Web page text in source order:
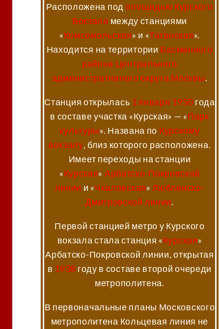
Расположена под площадью Курского
Вокзала между станциями
«Комсомольская» и «Таганская».
Находится на территории Басманного
района Центрального
административного округа Москвы.
Станция открылась 1 января 1950 года
в составе участка «Курская» — «Парк
культуры». Названа по Курскому
вокзалу, близ которого расположена.
Имеет переходы на станции
«Курская» Арбатско-Покровской
линии и «Чкаловская»Люблинско-
Дмитровской линии.
Первой станцией метро у Курского
вокзала стала станция «Курская»
Арбатско-Покровской линии, открытая
в 1938 году в составе второй очереди
метрополитена.
В первоначальные планы Московского
метрополитена Кольцевая линия не